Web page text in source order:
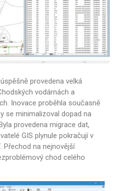
provedena velká
vodárnách a
Inovace proběhla současně
se minimalizoval dopad na
provedena migrace dat,
GIS plynule pokračují v
Přechod na nejnovější
chod celého